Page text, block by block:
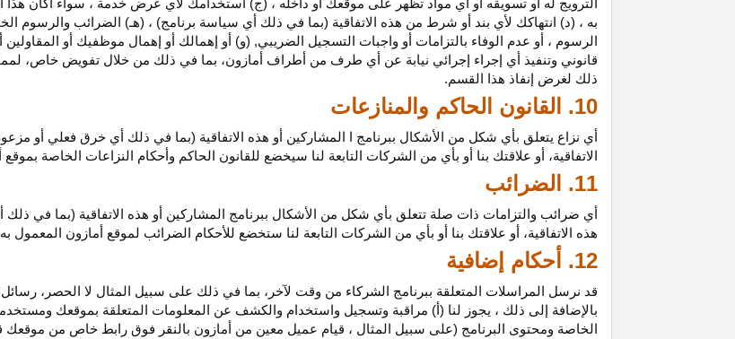
الترويج له أو تسويقه أو أي مواد تظهر على موقعك أو داخله ، (ج) استخدامك لأي عرض خدمة ، سواء أكان هذا
به ، (د) انتهاكك لأي بند أو شرط من هذه الاتفاقية (بما في ذلك أي سياسة برنامج) ، (هـ) الضرائب والرسوم
الرسوم ، أو عدم الوفاء بالتزامات أو واجبات التسجيل الضريبي, (و) أو إهمالك أو إهمال موظفيك أو
قانوني وتنفيذ أي إجراء إجرائي نيابة عن أي طرف من أطراف أمازون، بما في ذلك من خلال تفويض خاص،
ذلك لغرض إنفاذ هذا القسم.
10. القانون الحاكم والمنازعات
أي نزاع يتعلق بأي شكل من الأشكال ببرنامج ا المشاركين أو هذه الاتفاقية (بما في ذلك أي خرق فعلي أو
الاتفاقية، أو علاقتك بنا أو بأي من الشركات التابعة لنا سيخضع للقانون الحاكم وأحكام النزاعات الخاصة
11. الضرائب
أي ضرائب والتزامات ذات صلة تتعلق بأي شكل من الأشكال ببرنامج المشاركين أو هذه الاتفاقية (بما في
هذه الاتفاقية، أو علاقتك بنا أو بأي من الشركات التابعة لنا ستخضع للأحكام الضرائب لموقع أمازون المعمول
12. أحكام إضافية
قد نرسل المراسلات المتعلقة ببرنامج الشركاء من وقت لآخر، بما في ذلك على سبيل المثال لا الحصر، رسائل
بالإضافة إلى ذلك ، يجوز لنا (أ) مراقبة وتسجيل واستخدام والكشف عن المعلومات المتعلقة بموقعك
الخاصة ومحتوى البرنامج (على سبيل المثال ، قيام عميل معين من أمازون بالنقر فوق رابط خاص من